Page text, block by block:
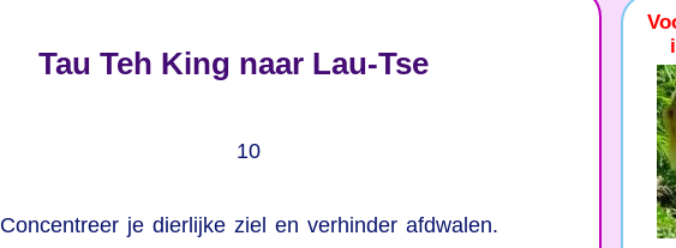
Tau Teh King naar Lau-Tse
10
Concentreer je dierlijke ziel en verhinder afdwalen.